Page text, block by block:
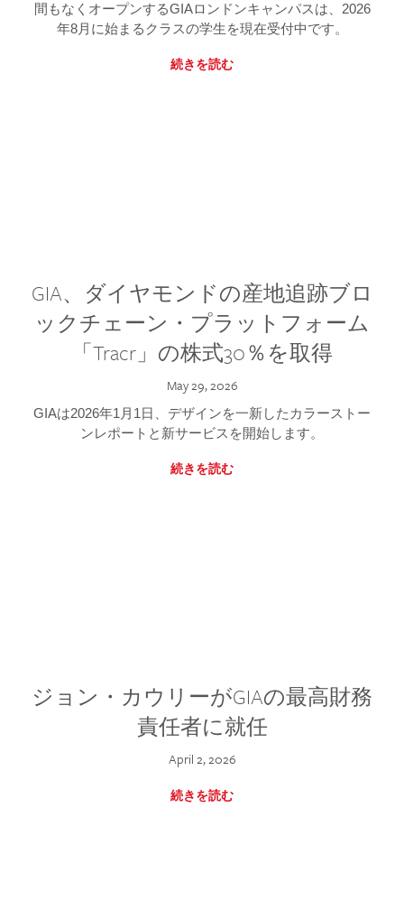
間もなくオープンするGIAロンドンキャンパスは、2026
年8月に始まるクラスの学生を現在受付中です。
続きを読む
GIA、ダイヤモンドの産地追跡ブロ
ックチェーン・プラットフォーム
「Tracr」の株式30％を取得
May 29, 2026
GIAは2026年1月1日、デザインを一新したカラーストー
ンレポートと新サービスを開始します。
続きを読む
ジョン・カウリーがGIAの最高財務
責任者に就任
April 2, 2026
続きを読む